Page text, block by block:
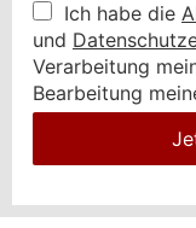
Ich habe die
und
Verarbeitung
Bearbeitung